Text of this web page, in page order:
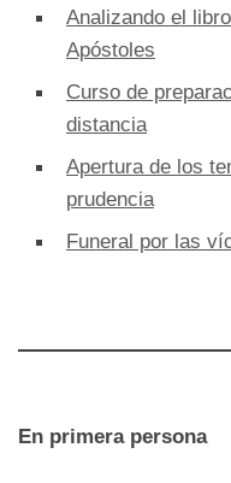
Analizando el
Apóstoles
Curso de
distancia
Apertura de los
prudencia
Funeral por las
En primera persona